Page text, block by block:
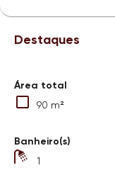
Destaques
Área total
90 m²
Banheiro(s)
1